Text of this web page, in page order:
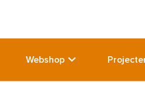
Webshop